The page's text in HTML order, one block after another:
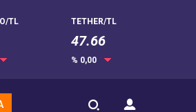
TL TETHER/TL
47.66
% 0,00